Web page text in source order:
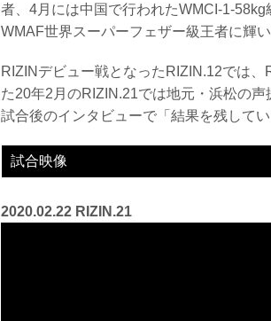
者、4月には中国で行われたWMCI-1-58kg
WMAF世界スーパーフェザー級王者に輝い
RIZINデビュー戦となったRIZIN.12では
た20年2月のRIZIN.21では地元・浜松の
試合後のインタビューで「結果を残してい
試合映像
2020.02.22 RIZIN.21